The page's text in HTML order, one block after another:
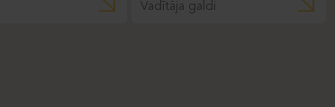
Vadītāja galdi